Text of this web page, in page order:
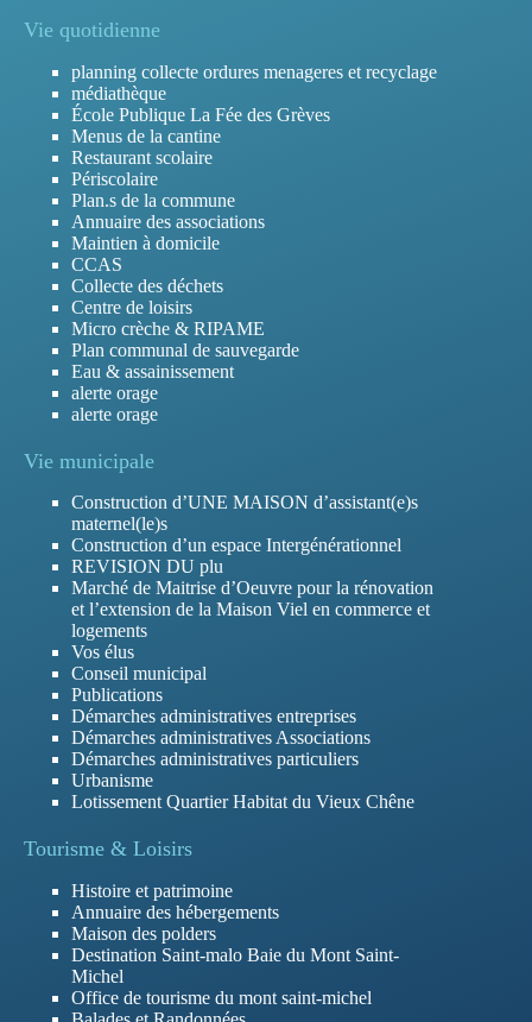
Vie quotidienne
planning collecte ordures menageres et recyclage
médiathèque
École Publique La Fée des Grèves
Menus de la cantine
Restaurant scolaire
Périscolaire
Plan.s de la commune
Annuaire des associations
Maintien à domicile
CCAS
Collecte des déchets
Centre de loisirs
Micro crèche & RIPAME
Plan communal de sauvegarde
Eau & assainissement
alerte orage
alerte orage
Vie municipale
Construction d’UNE MAISON d’assistant(e)s
maternel(le)s
Construction d’un espace Intergénérationnel
REVISION DU plu
Marché de Maitrise d’Oeuvre pour la rénovation
et l’extension de la Maison Viel en commerce et
logements
Vos élus
Conseil municipal
Publications
Démarches administratives entreprises
Démarches administratives Associations
Démarches administratives particuliers
Urbanisme
Lotissement Quartier Habitat du Vieux Chêne
Tourisme & Loisirs
Histoire et patrimoine
Annuaire des hébergements
Maison des polders
Destination Saint-malo Baie du Mont Saint-
Michel
Office de tourisme du mont saint-michel